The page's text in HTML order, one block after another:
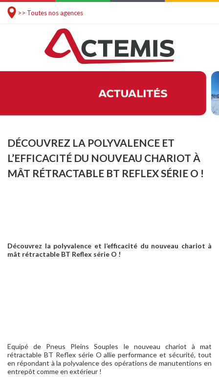
>> Toutes nos agences
DÉCOUVREZ LA POLYVALENCE ET
L’EFFICACITÉ DU NOUVEAU CHARIOT À
MÂT RÉTRACTABLE BT REFLEX SÉRIE O !
Découvrez la polyvalence et l’efficacité du nouveau chariot à
mât rétractable BT Reflex série O !
Equipé de Pneus Pleins Souples le nouveau chariot à mat
rétractable BT Reflex série O allie performance et sécurité, tout
en répondant à la polyvalence des opérations de manutentions en
entrepôt comme en extérieur !